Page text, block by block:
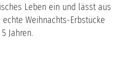
Leben ein und lässt aus
Weihnachts-Erbstücke
Jahren.